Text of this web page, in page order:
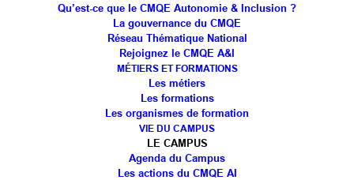
Qu’est-ce que le CMQE Autonomie & Inclusion ?
La gouvernance du CMQE
Réseau Thématique National
Rejoignez le CMQE A&I
MÉTIERS ET FORMATIONS
Les métiers
Les formations
Les organismes de formation
VIE DU CAMPUS
LE CAMPUS
Agenda du Campus
Les actions du CMQE AI